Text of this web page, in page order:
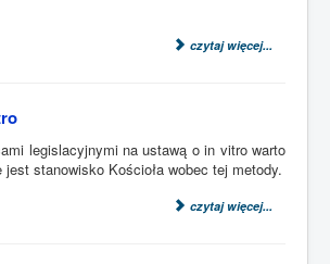
czytaj więcej...
legislacyjnymi na ustawą o in vitro warto
stanowisko Kościoła wobec tej metody.
czytaj więcej...